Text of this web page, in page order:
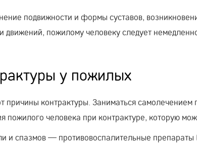
подвижности и формы суставов,
движений, пожилому человеку следует
у пожилых
причины контрактуры. Заниматься самолечением
пожилого человека при контрактуре, которую
и спазмов — противовоспалительные